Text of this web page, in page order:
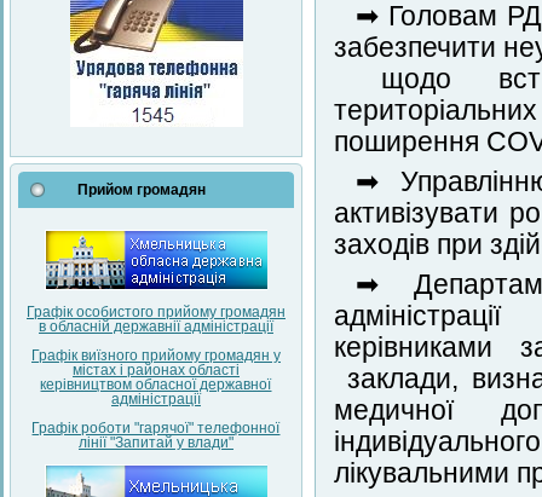
Прийом громадян
Графік особистого прийому громадян
в обласній державнії адміністрації
Графік виїзного прийому громадян у
містах і районах області
керівництвом обласної державної
адміністрації
Графік роботи "гарячої" телефонної
лінії "Запитай у влади"
➡ Головам
забезпечити
щодо
поширення
➡
активізувати
заходів при
➡
керівниками
заклади,
медичної
лікувальними